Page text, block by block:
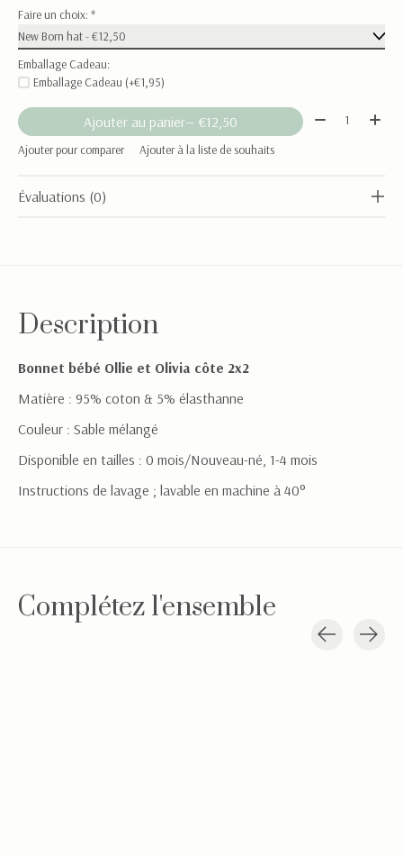
Faire un choix: *
Emballage Cadeau:
Emballage Cadeau (+€1,95)
Ajouter au panier — €12,50 Quantité:
Ajouter pour comparer Ajouter à la liste de souhaits
Évaluations (0)
Description
Bonnet bébé Ollie et Olivia côte 2x2
Matière : 95% coton & 5% élasthanne
Couleur : Sable mélangé
Disponible en tailles : 0 mois/Nouveau-né, 1-4 mois
Instructions de lavage ; lavable en machine à 40°
Complétez l'ensemble